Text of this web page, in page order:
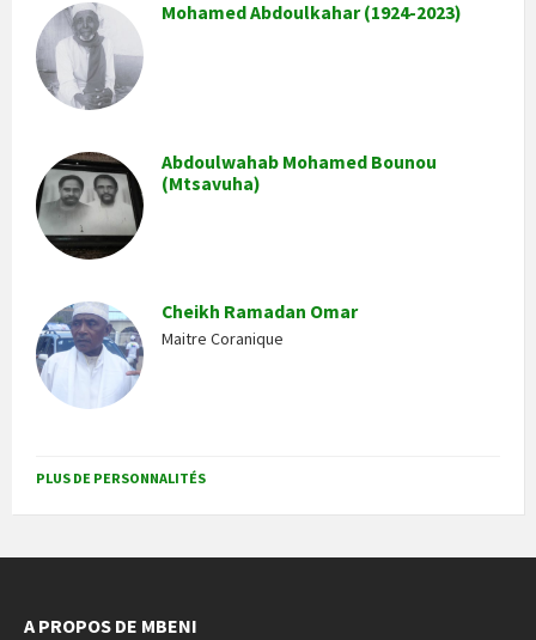
Mohamed Abdoulkahar (1924-2023)
Abdoulwahab Mohamed Bounou
(Mtsavuha)
Cheikh Ramadan Omar
Maitre Coranique
PLUS DE PERSONNALITÉS
A PROPOS DE MBENI